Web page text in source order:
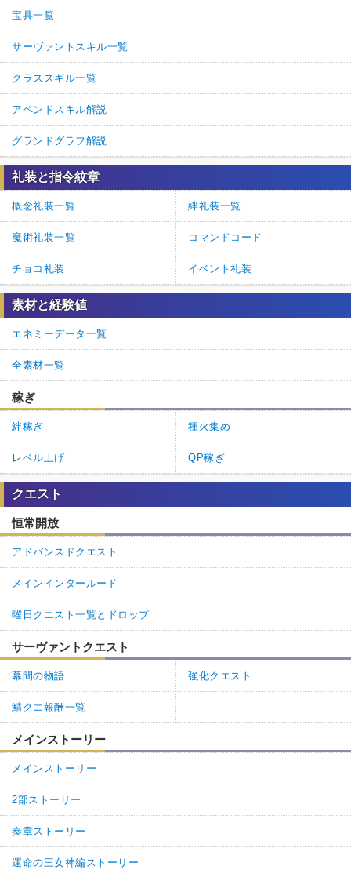
宝具一覧
サーヴァントスキル一覧
クラススキル一覧
アペンドスキル解説
グランドグラフ解説
礼装と指令紋章
概念礼装一覧 絆礼装一覧
魔術礼装一覧 コマンドコード
チョコ礼装 イベント礼装
素材と経験値
エネミーデータ一覧
全素材一覧
稼ぎ
絆稼ぎ 種火集め
レベル上げ QP稼ぎ
クエスト
恒常開放
アドバンスドクエスト
メインインタールード
曜日クエスト一覧とドロップ
サーヴァントクエスト
幕間の物語 強化クエスト
鯖クエ報酬一覧
メインストーリー
メインストーリー
2部ストーリー
奏章ストーリー
運命の三女神編ストーリー